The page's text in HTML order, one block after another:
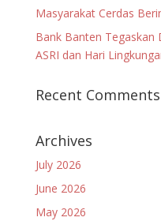
Masyarakat Cerdas
Bank Banten Tegaskan
ASRI dan Hari
Recent Comments
Archives
July 2026
June 2026
May 2026